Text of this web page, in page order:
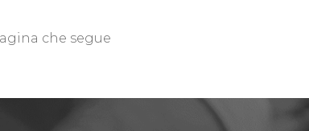
che segue